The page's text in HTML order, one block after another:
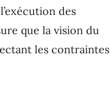
des
que la vision du
les contraintes